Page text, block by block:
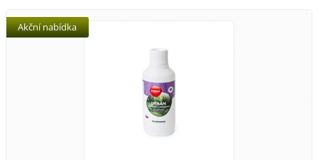
Akční nabídka